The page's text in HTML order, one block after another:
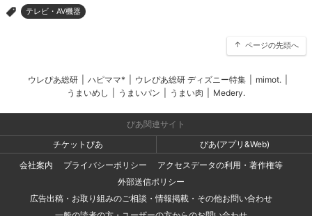
> テレビ・AV機器
ページの先頭へ
ウレぴあ総研 ハピママ* ウレぴあ総研 ディズニー特集 mimot.
うまいめし
うまいパン うまい肉 Medery.
ぴあ関連サイト
チケットぴあ
ぴあ(アプリ&Web)
会社案内
プライバシーポリシー
アクセスデータの利用・著作権等
外部送信ポリシー
広告出稿・お取り組みのご相談・情報掲載・その他お問い合わせ